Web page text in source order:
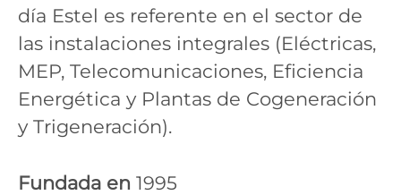
día Estel es referente en el sector de
las instalaciones integrales (Eléctricas,
MEP, Telecomunicaciones, Eficiencia
Energética y Plantas de Cogeneración
y Trigeneración).
Fundada en 1995